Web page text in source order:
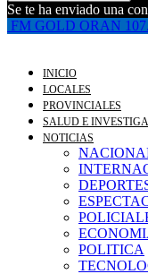
Se te ha enviado una
FM GOLD ORAN
INICIO
LOCALES
PROVINCIALES
SALUD E
NOTICIAS
POLITICA